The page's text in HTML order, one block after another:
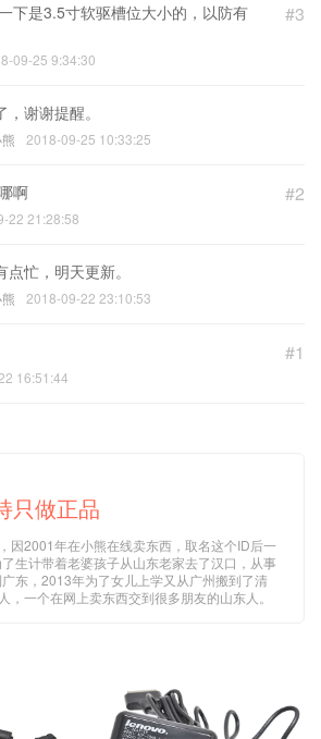
#3
下是3.5寸软驱槽位大小的，以防有
09-25 9:34:30
，谢谢提醒。
2018-09-25 10:33:25
#2
啊
22 21:28:58
点忙，明天更新。
2018-09-22 23:10:53
#1
16:51:44
只做正品
因2001年在小熊在线卖东西，取名这个ID后一
生计带着老婆孩子从山东老家去了汉口，从事
东，2013年为了女儿上学又从广州搬到了清
，一个在网上卖东西交到很多朋友的山东人。